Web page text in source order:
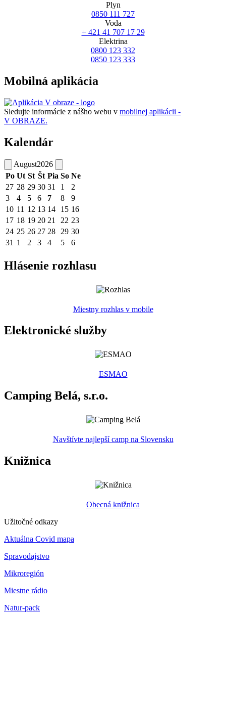
Plyn
0850 111 727
Voda
+ 421 41 707 17 29
Elektrina
0800 123 332
0850 123 333
Mobilná aplikácia
Sledujte informácie z nášho webu v mobilnej aplikácii -
V OBRAZE.
Kalendár
August2026
Po Ut St Št Pia So Ne
27 28 29 30 31 1
2
3
4 5 6 7 8
9
10 11 12 13 14 15 16
17 18 19 20 21 22 23
24 25 26 27 28 29 30
31 1 2 3 4 5 6
Hlásenie rozhlasu
Miestny rozhlas v mobile
Elektronické služby
ESMAO
Camping Belá, s.r.o.
Navštívte najlepší camp na Slovensku
Knižnica
Obecná knižnica
Užitočné odkazy
Aktuálna Covid mapa
Spravodajstvo
Mikroregión
Miestne rádio
Natur-pack